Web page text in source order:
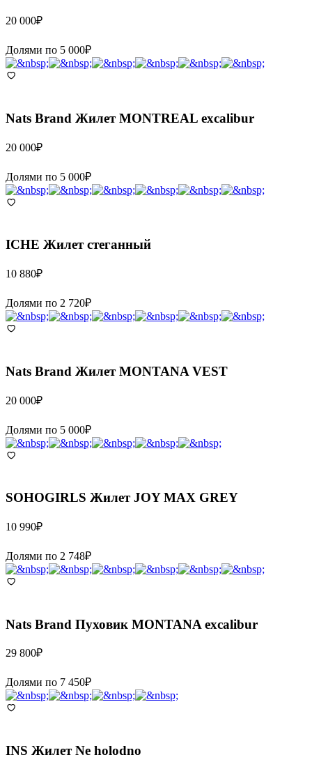
20 000₽
Долями по 5 000₽
Nats Brand Жилет MONTREAL excalibur
20 000₽
Долями по 5 000₽
ICHE Жилет стеганный
10 880₽
Долями по 2 720₽
Nats Brand Жилет MONTANA VEST
20 000₽
Долями по 5 000₽
SOHOGIRLS Жилет JOY MAX GREY
10 990₽
Долями по 2 748₽
Nats Brand Пуховик MONTANA excalibur
29 800₽
Долями по 7 450₽
INS Жилет Ne holodno